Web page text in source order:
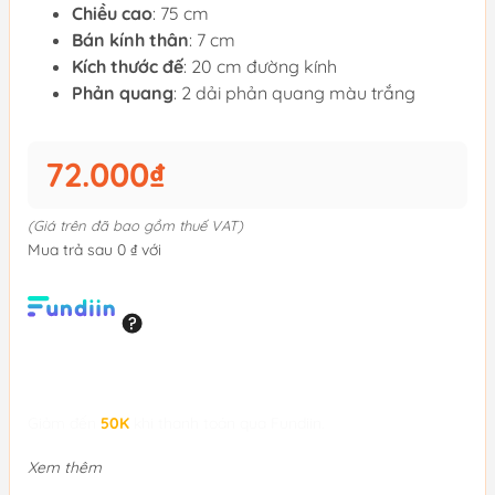
Chiều cao: 75 cm
Bán kính thân: 7 cm
Kích thước đế: 20 cm đường kính
Phản quang: 2 dải phản quang màu trắng
72.000₫
(Giá trên đã bao gồm thuế VAT)
Mua trả sau 0 ₫ với
50K
Xem thêm